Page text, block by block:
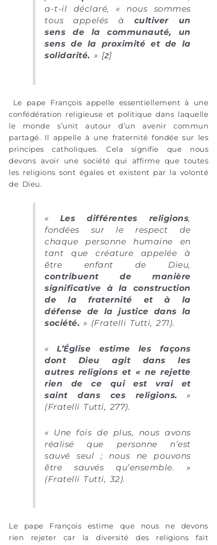
a-t-il déclaré, « nous sommes
tous appelés à cultiver un
sens de la communauté, un
sens de la proximité et de la
solidarité.» [2]
Le pape François appelle essentiellement à une
confédération religieuse et politique dans laquelle
le monde s’unit autour d’un avenir commun
partagé. Il appelle à une fraternité fondée sur les
principes catholiques. Cela signifie que nous
devons avoir une société qui affirme que toutes
les religions sont égales et existent par la volonté
de Dieu.
« Les différentes religions,
fondées sur le respect de
chaque personne humaine en
tant que créature appelée à
être enfant de Dieu,
contribuent de manière
significative à la construction
de la fraternité et à la
défense de la justice dans la
société. » (Fratelli Tutti, 271).
«L’Église estime les façons
dont Dieu agit dans les
autres religions et « ne rejette
rien de ce qui est vrai et
saint dans ces religions. »
(Fratelli Tutti, 277).
« Une fois de plus, nous avons
réalisé que personne n’est
sauvé seul ; nous ne pouvons
être sauvés qu’ensemble.
»
(Fratelli Tutti, 32).
Le pape François estime que nous ne devons
rien rejeter car la diversité des religions fait